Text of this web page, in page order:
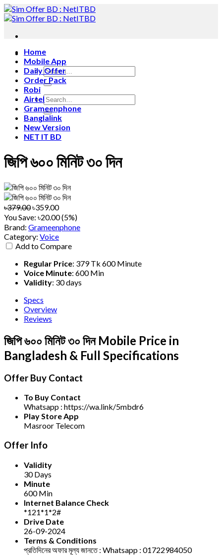
Skip
to
Home
Mobile App
Daily Offer
Order Pack
Robi
Airtel
Grameenphone
Banglalink
New Version
NET IT BD
জিপি ৬০০ মিনিট ৩০ দিন
৳379.00৳359.00
You Save: ৳20.00 (5%)
Brand: Grameenphone
Category: Voice
Add to Compare
Regular Price: 379 Tk 600 Minute
Voice Minute: 600 Min
Validity: 30 days
Specs
Overview
Reviews
জিপি ৬০০ মিনিট ৩০ দিন Mobile Price in
Bangladesh & Full Specifications
Offer Buy Contact
To Buy Contact
Whatsapp : https://wa.link/5mbdr6
Play Store App
Masroor Telecom
Offer Info
Validity
30 Days
Minute
600 Min
Internet Balance Check
*121*1*2#
Drive Date
26-09-2024
Terms & Conditions
প্রতিদিনের অফার মূল্য জানতে : Whatsapp : 01722984050